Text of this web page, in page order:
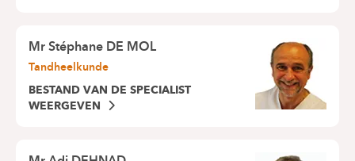
MrStéphane DE MOL
Tandheelkunde
BESTAND VAN DE SPECIALIST
WEERGEVEN